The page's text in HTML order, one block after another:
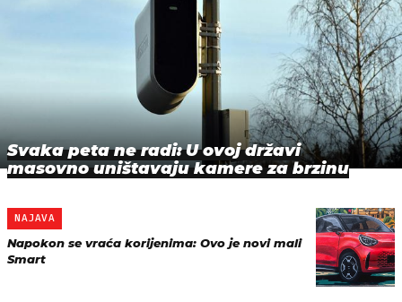
Svaka peta ne radi: U ovoj državi
masovno uništavaju kamere za brzinu
NAJAVA
Napokon se vraća korijenima: Ovo je novi mali
Smart